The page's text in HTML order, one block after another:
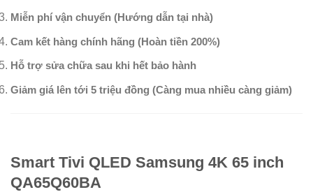
Miễn phí vận chuyển (Hướng dẫn tại nhà)
Cam kết hàng chính hãng (Hoàn tiền 200%)
Hỗ trợ sửa chữa sau khi hết bảo hành
Giảm giá lên tới 5 triệu đồng (Càng mua nhiều càng giảm)
Smart Tivi QLED Samsung 4K 65 inch
QA65Q60BA